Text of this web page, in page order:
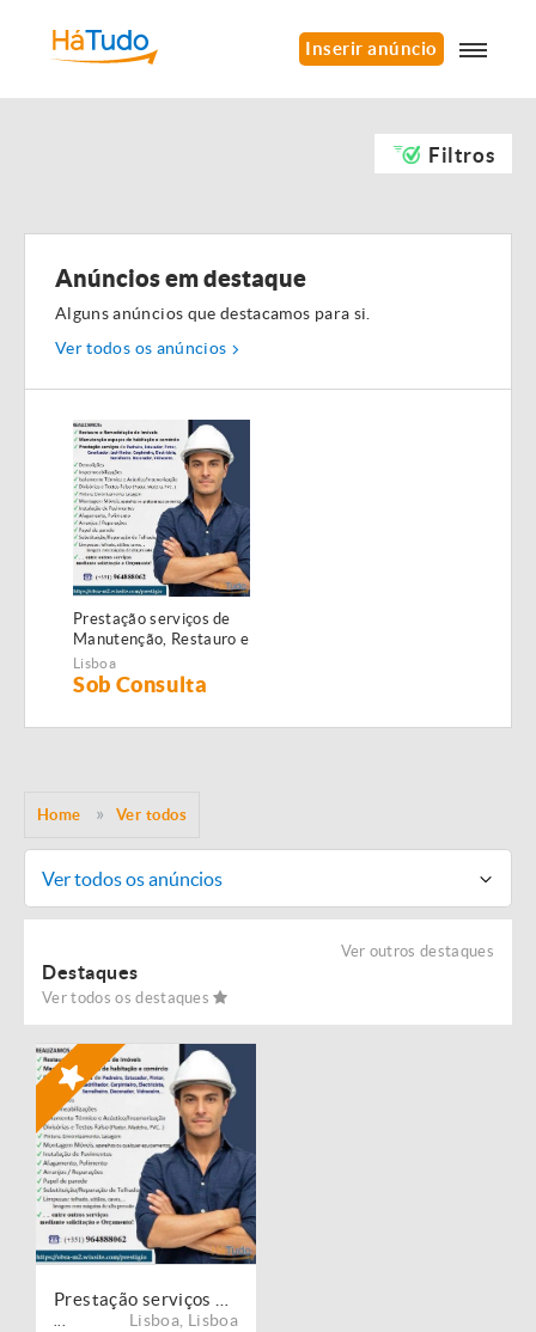
Inserir anúncio
Filtros
Anúncios em destaque
Alguns anúncios que destacamos para si.
Ver todos os anúncios
Prestação serviços de
Manutenção, Restauro e
Remodelação de
imóveis!
Lisboa
Sob Consulta
Home Ver todos
Ver todos os anúncios
Ver outros destaques
Destaques
Ver todos os destaques
Lisboa Lisboa